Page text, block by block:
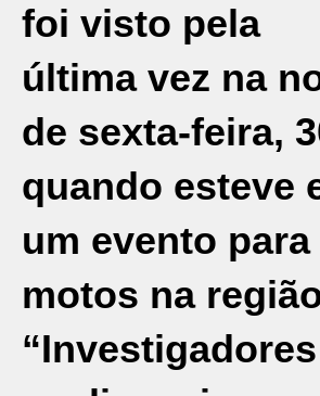
foi visto pela
última vez na
de sexta-feira,
quando esteve
um evento para
motos na
“Investigadores